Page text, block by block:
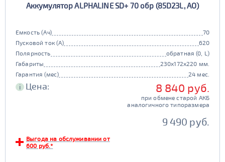
Аккумулятор ALPHALINE SD+ 70 обр (85D23L, AO)
Емкость (Ач)
70
Пусковой ток (А)
620
Полярность
обратная (0, L)
Габариты
230x172x220 мм.
Гарантия (мес)
24 мес.
i Цена: 8 840 руб.
при обмене старой АКБ
аналогичного типоразмера
9 490 руб.
Выгода на обслуживании от
600 руб.*